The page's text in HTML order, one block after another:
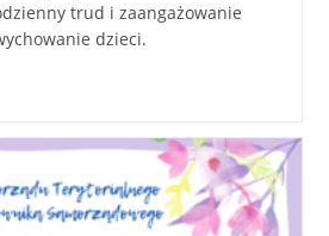
trud i zaangażowanie
dzieci.